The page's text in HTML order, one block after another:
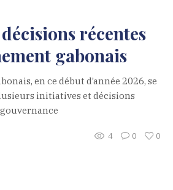
récentes
gabonais
en ce début d’année 2026, se
initiatives et décisions
4 0 0